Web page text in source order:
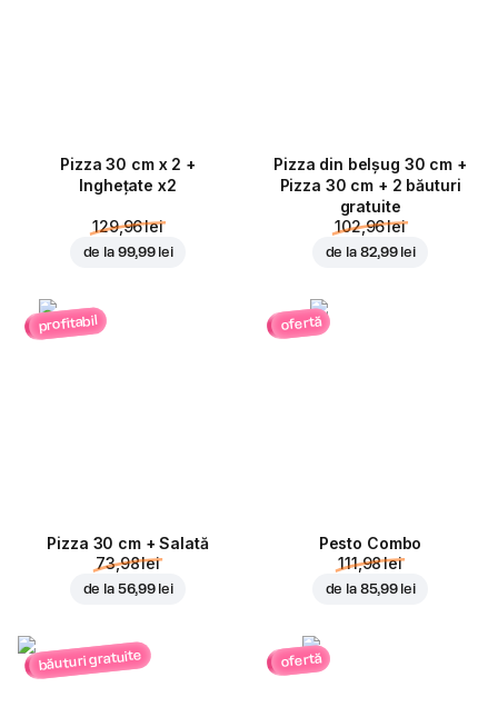
Pizza 30 cm x 2 +
Inghețate x2
129,96 lei
de la 99,99 lei
Pizza din belșug 30 cm +
Pizza 30 cm + 2 băuturi
gratuite
102,96 lei
de la 82,99 lei
profitabil
Pizza 30 cm + Salată
73,98 lei
de la 56,99 lei
ofertă
Pesto Combo
111,98 lei
de la 85,99 lei
băuturi gratuite ofertă